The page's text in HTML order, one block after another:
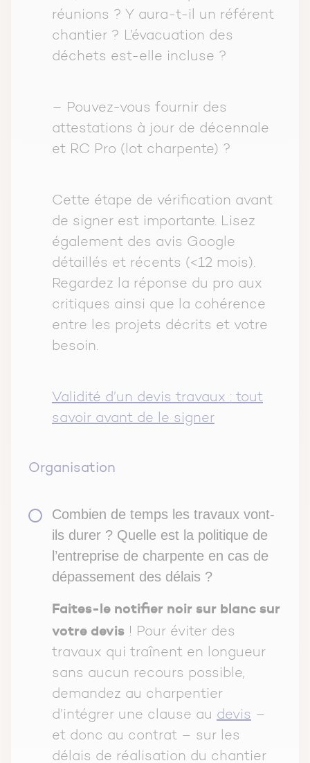
réunions ? Y aura-t-il un référent
chantier ? L’évacuation des
déchets est-elle incluse ?
– Pouvez-vous fournir des
attestations à jour de décennale
et RC Pro (lot charpente) ?
Cette étape de vérification avant
de signer est importante. Lisez
également des avis Google
détaillés et récents (<12 mois).
Regardez la réponse du pro aux
critiques ainsi que la cohérence
entre les projets décrits et votre
besoin.
Validité d’un devis travaux : tout
savoir avant de le signer
Organisation
Combien de temps les travaux vont-
ils durer ? Quelle est la politique de
l’entreprise de charpente en cas de
dépassement des délais ?
Faites-le notifier noir sur blanc sur
votre devis! Pour éviter des
travaux qui traînent en longueur
sans aucun recours possible,
demandez au charpentier
d’intégrer une clause au devis –
et donc au contrat – sur les
délais de réalisation du chantier